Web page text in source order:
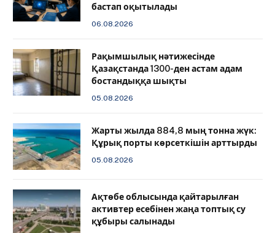
бастап оқытылады
06.08.2026
Рақымшылық нәтижесінде
Қазақстанда 1300-ден астам адам
бостандыққа шықты
05.08.2026
Жарты жылда 884,8 мың тонна жүк:
Құрық порты көрсеткішін арттырды
05.08.2026
Ақтөбе облысында қайтарылған
активтер есебінен жаңа топтық су
құбыры салынады